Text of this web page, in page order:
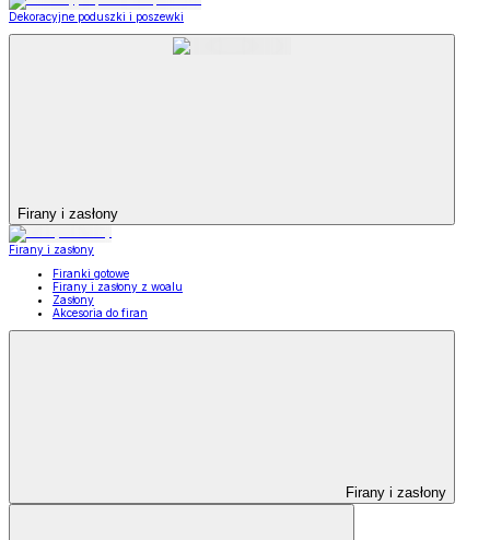
Dekoracyjne poduszki i poszewki
Firany i zasłony
Firany i zasłony
Firanki gotowe
Firany i zasłony z woalu
Zasłony
Akcesoria do firan
Firany i zasłony